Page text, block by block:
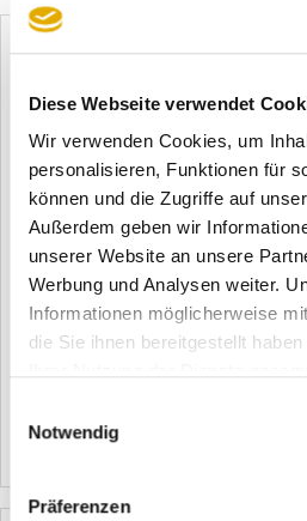
Diese Webseite verwendet
Wir verwenden Cookies, um
personalisieren, Funktionen für
können und die Zugriffe auf
Außerdem geben wir
unserer Website an unsere
Werbung und Analysen weiter.
Informationen möglicherweise
die Sie ihnen bereitgestellt
Notwendig
Präferenzen
09.02.2015
Service-Offensive in der
Bekanntes Wohnkaufhaus in
privatwirtschaftliches Institut
permanenter Kundenbefragung.
Möbelstadt Sommerlad